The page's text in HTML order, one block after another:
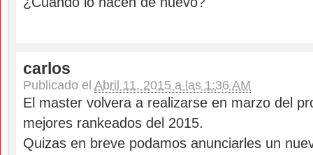
carlos
Publicado el Abril 11, 2015 a las 1:36 AM
El master volvera a realizarse en marzo del
mejores rankeados del 2015.
Quizas en breve podamos anunciarles un